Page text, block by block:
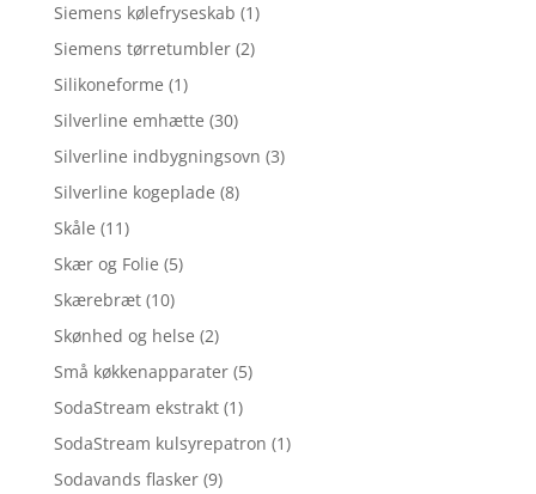
Siemens kølefryseskab (1)
Siemens tørretumbler (2)
Silikoneforme (1)
Silverline emhætte (30)
Silverline indbygningsovn (3)
Silverline kogeplade (8)
Skåle (11)
Skær og Folie (5)
Skærebræt (10)
Skønhed og helse (2)
Små køkkenapparater (5)
SodaStream ekstrakt (1)
SodaStream kulsyrepatron (1)
Sodavands flasker (9)